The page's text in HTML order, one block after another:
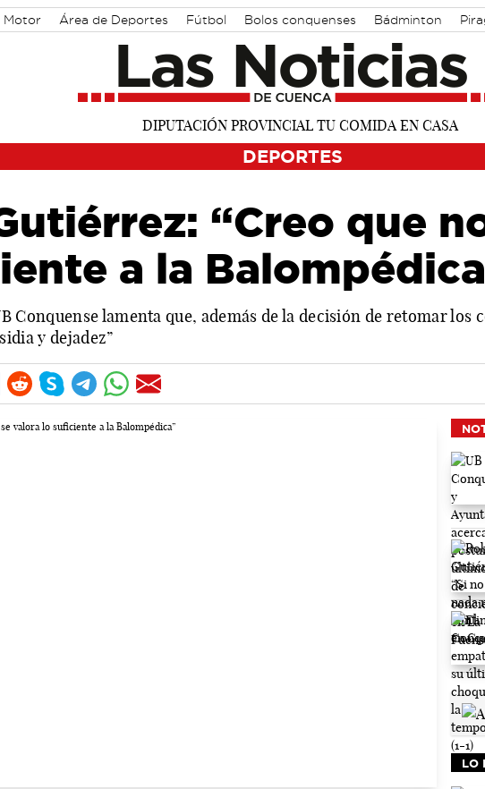
Motor Área de Deportes Fútbol Bolos conquenses Bádminton
DEPORTES
“Creo que
a la
Conquense lamenta que, además de la decisión de retomar los
y dejadez”
LO